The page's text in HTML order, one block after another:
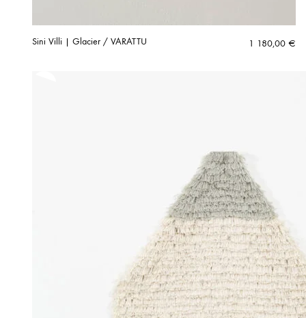
Sini Villi | Glacier / VARATTU 1 180,00 €